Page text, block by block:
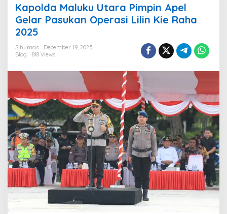
p
o
l
a
l
k
u
U
t
r
a
P
i
m
p
i
n
A
Kapolda Maluku Utara Pimpin Apel
Gelar Pasukan Operasi Lilin Kie Raha
2025
Sihumas
December 19, 2025
Blog
818 Views